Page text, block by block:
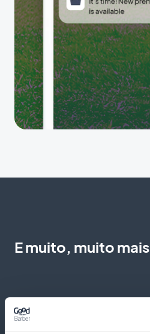
E muito, muito mais